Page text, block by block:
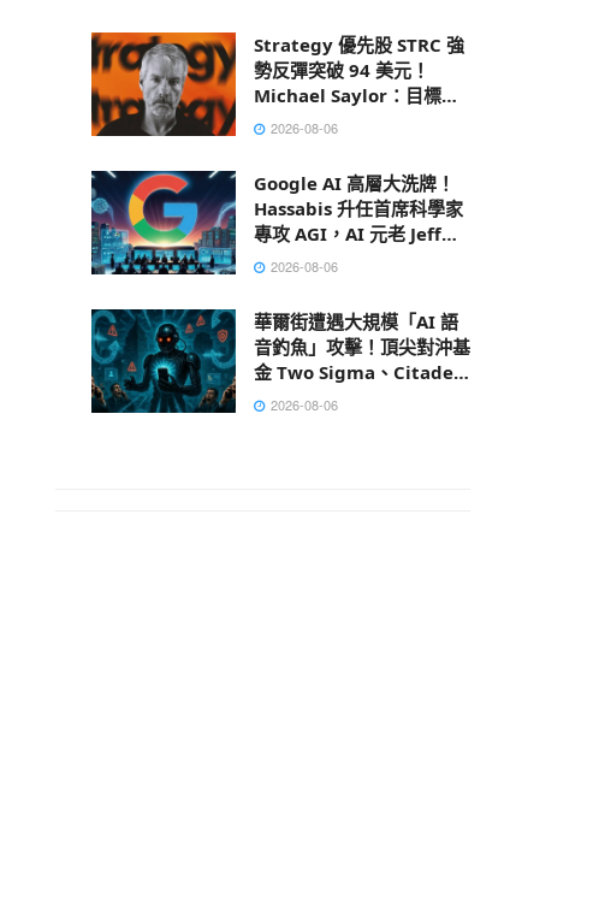
Strategy 優先股 STRC 強
勢反彈突破 94 美元！
Michael Saylor：目標成
為全球市值最大公司
2026-08-06
Google AI 高層大洗牌！
Hassabis 升任首席科學家
專攻 AGI，AI 元老 Jeff
Dean 離職創業
2026-08-06
華爾街遭遇大規模「AI 語
音釣魚」攻擊！頂尖對沖基
金 Two Sigma、Citadel
皆成目標
2026-08-06